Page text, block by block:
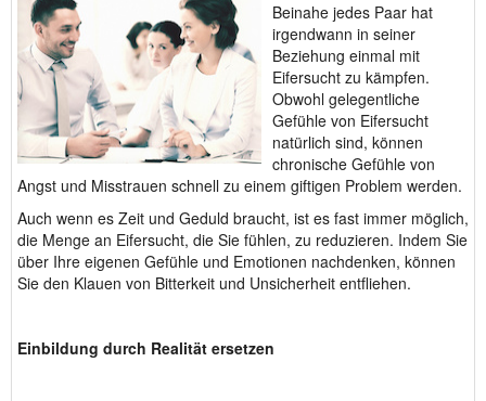
Beinahe jedes Paar hat
irgendwann in seiner
Beziehung einmal mit
Eifersucht zu kämpfen.
Obwohl gelegentliche
Gefühle von Eifersucht
natürlich sind, können
chronische Gefühle von
Angst und Misstrauen schnell zu einem giftigen Problem werden.
Auch wenn es Zeit und Geduld braucht, ist es fast immer möglich,
die Menge an Eifersucht, die Sie fühlen, zu reduzieren. Indem Sie
über Ihre eigenen Gefühle und Emotionen nachdenken, können
Sie den Klauen von Bitterkeit und Unsicherheit entfliehen.
Einbildung durch Realität ersetzen